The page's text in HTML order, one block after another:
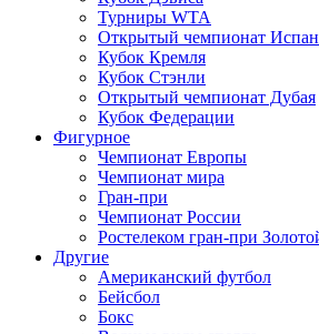
Турниры WTA
Открытый чемпионат
Кубок Кремля
Кубок Стэнли
Открытый чемпионат Дубая
Кубок Федерации
Фигурное
Чемпионат Европы
Чемпионат мира
Гран-при
Чемпионат России
Ростелеком гран-при
Другие
Американский футбол
Бейсбол
Бокс